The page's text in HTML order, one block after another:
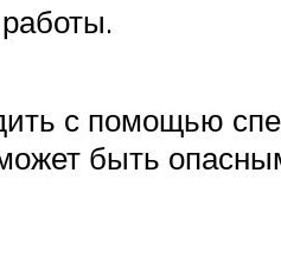
с помощью
быть